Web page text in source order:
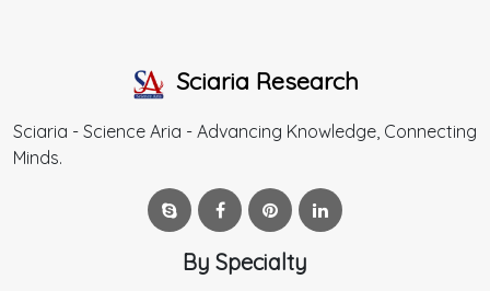
Sciaria Research
Sciaria - Science Aria - Advancing Knowledge, Connecting
Minds.
By Specialty